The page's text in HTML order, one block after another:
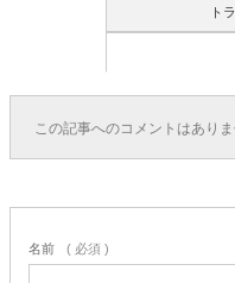
ト
この記事へのコメントはありま
名前 ( 必須 )